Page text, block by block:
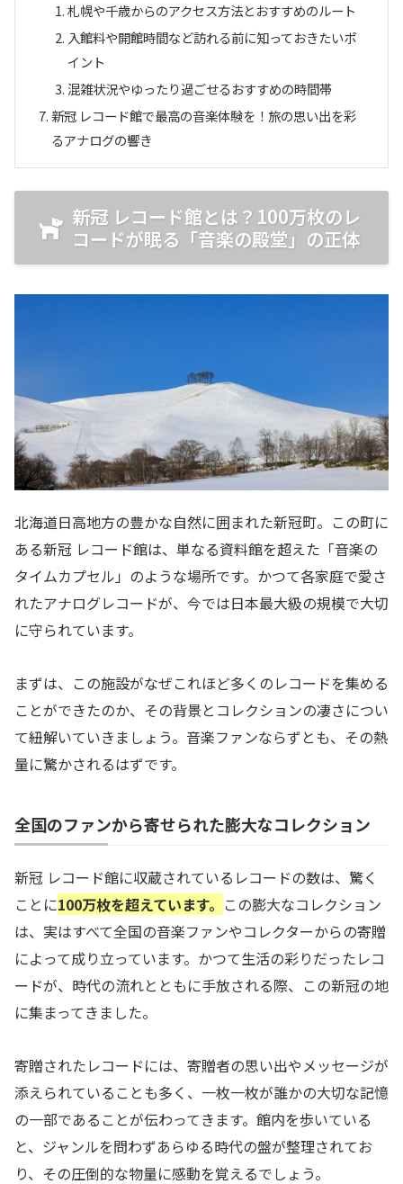
札幌や千歳からのアクセス方法とおすすめのルート
入館料や開館時間など訪れる前に知っておきたいポ
イント
混雑状況やゆったり過ごせるおすすめの時間帯
新冠 レコード館で最高の音楽体験を！旅の思い出を彩
るアナログの響き
新冠 レコード館とは？100万枚のレ
コードが眠る「音楽の殿堂」の正体
北海道日高地方の豊かな自然に囲まれた新冠町。この町に
ある新冠 レコード館は、単なる資料館を超えた「音楽の
タイムカプセル」のような場所です。かつて各家庭で愛さ
れたアナログレコードが、今では日本最大級の規模で大切
に守られています。
まずは、この施設がなぜこれほど多くのレコードを集める
ことができたのか、その背景とコレクションの凄さについ
て紐解いていきましょう。音楽ファンならずとも、その熱
量に驚かされるはずです。
全国のファンから寄せられた膨大なコレクション
新冠 レコード館に収蔵されているレコードの数は、驚く
ことに100万枚を超えています。 この膨大なコレクション
は、実はすべて全国の音楽ファンやコレクターからの寄贈
によって成り立っています。かつて生活の彩りだったレコ
ードが、時代の流れとともに手放される際、この新冠の地
に集まってきました。
寄贈されたレコードには、寄贈者の思い出やメッセージが
添えられていることも多く、一枚一枚が誰かの大切な記憶
の一部であることが伝わってきます。館内を歩いている
と、ジャンルを問わずあらゆる時代の盤が整理されてお
り、その圧倒的な物量に感動を覚えるでしょう。